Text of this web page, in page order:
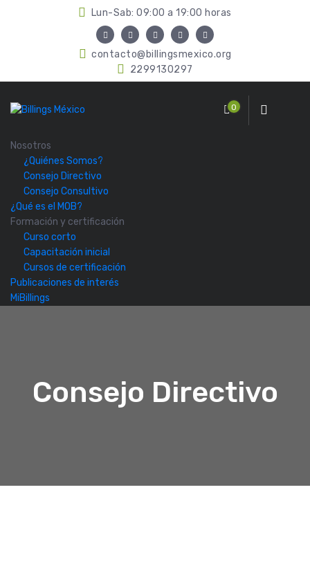
Lun-Sab: 09:00 a 19:00 horas
contacto@billingsmexico.org
2299130297
0
Nosotros
¿Quiénes Somos?
Consejo Directivo
Consejo Consultivo
¿Qué es el MOB?
Formación y certificación
Curso corto
Capacitación inicial
Cursos de certificación
Publicaciones de interés
MiBillings
Consejo Directivo